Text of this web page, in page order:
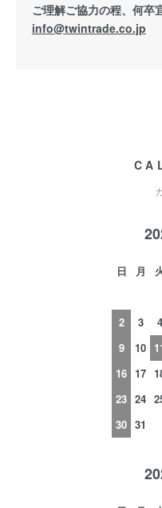
ご理解ご協力の程、何卒
info@twintrade.co.jp
日 月
2
3 4
9
10
16 17
23 24
30 31